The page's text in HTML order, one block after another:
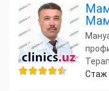
Стаж